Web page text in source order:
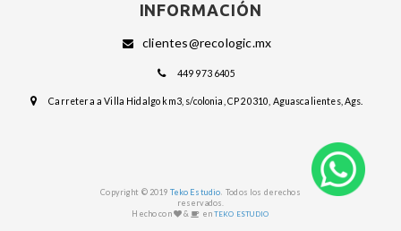
INFORMACIÓN
clientes@recologic.mx
449 973 6405
Carretera a Villa Hidalgo km3, s/colonia, CP 20310, Aguascalientes, Ags.
Copyright © 2019 Teko Estudio.Todos los derechos
reservados.
Hecho con
& enTEKO ESTUDIO